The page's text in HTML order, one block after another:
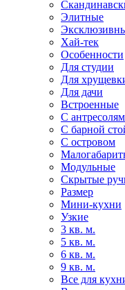
Элитные
Хай-тек
Особенности
Для студии
Для
Для дачи
Встроенные
С
С барной
С островом
Модульные
Скрытые
Размер
Мини-кухни
Узкие
3 кв. м.
5 кв. м.
6 кв. м.
9 кв. м.
Все для